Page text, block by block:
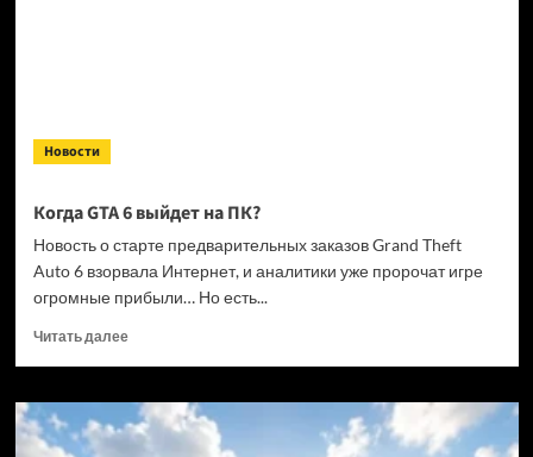
Новости
Когда GTA 6 выйдет на ПК?
Новость о старте предварительных заказов Grand Theft
Auto 6 взорвала Интернет, и аналитики уже пророчат игре
огромные прибыли… Но есть...
Читать далееПрочитать
Когда
GTA